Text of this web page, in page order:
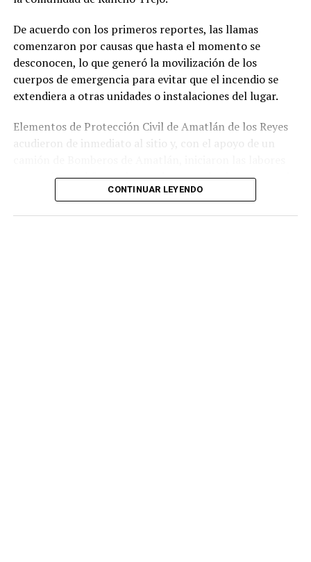
públicos.
De acuerdo con los primeros reportes, las llamas
comenzaron por causas que hasta el momento se
desconocen, lo que generó la movilización de los
cuerpos de emergencia para evitar que el incendio se
extendiera a otras unidades o instalaciones del lugar.
Elementos de Protección Civil de Amatlán de los Reyes
acudieron de inmediato al sitio y, con el apoyo de un
para sofocar el fuego, logrando controlar la emergencia
tras varios minutos de trabajo.
CONTINUAR LEYENDO